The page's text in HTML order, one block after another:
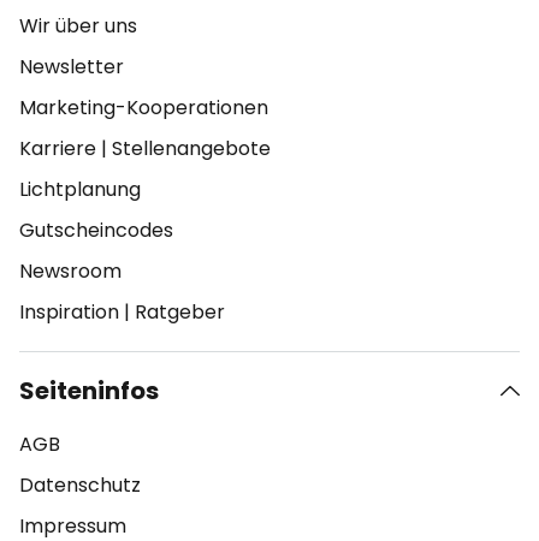
Wir über uns
Newsletter
Marketing-Kooperationen
Karriere | Stellenangebote
Lichtplanung
Gutscheincodes
Newsroom
Inspiration | Ratgeber
Seiteninfos
AGB
Datenschutz
Impressum